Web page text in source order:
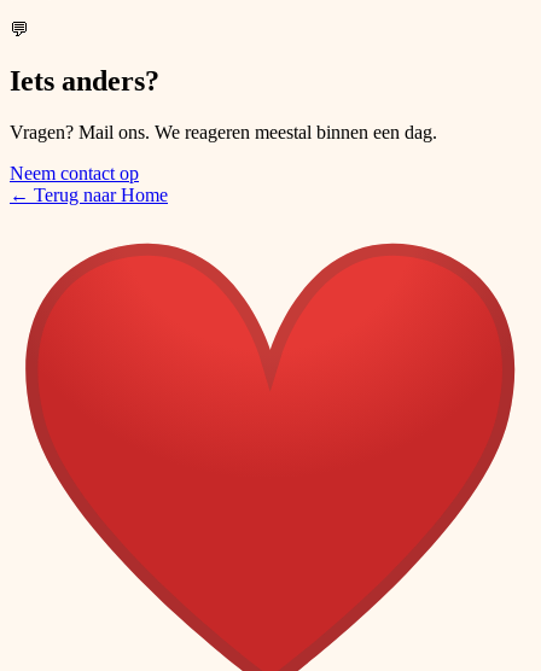
💬
Iets anders?
Vragen? Mail ons. We reageren meestal binnen een dag.
Neem contact op
← Terug naar Home